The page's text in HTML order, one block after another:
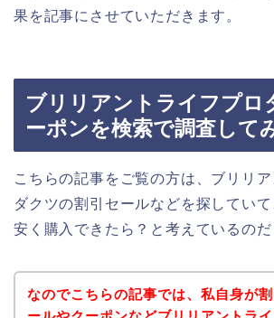
果を記事にさせていただきます。
ブリリアントライフプロ
ーポンを検索で調査して
こちらの記事をご覧の方は、ブリリ
ダクツの割引セールなどを探してい
安く購入できたら？と考えているのだ
なのでこちらの記事では、私自身が